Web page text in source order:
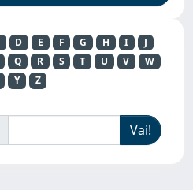
D E F G H I
J
Q R S T U V
W
Y Z